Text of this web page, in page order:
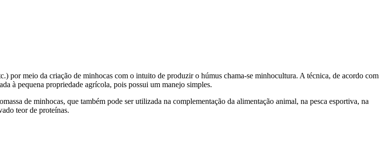
por meio da criação de minhocas com o intuito de produzir o húmus chama-se minhocultura. A técnica, de acordo com
à pequena propriedade agrícola, pois possui um manejo simples.
de minhocas, que também pode ser utilizada na complementação da alimentação animal, na pesca esportiva, na
teor de proteínas.